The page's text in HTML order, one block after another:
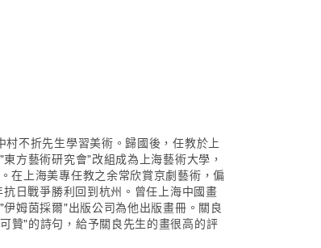
不折先生學習美術。歸國後，任教於上
方藝術研究會"改組成為上海藝術大學，
在上海美專任教之余常欣賞京劇藝術，偏
日戰爭勝利回到杭州。曾任上海中國畫
姆茵採爾"出版公司為他出版畫冊。關良
贊"的詩句，給予關良先生的畫很高的評